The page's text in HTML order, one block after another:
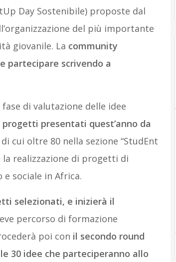
Day Sostenibile) proposte dal
del più importante
giovanile. La community
partecipare scrivendo a
di valutazione delle idee
progetti presentati quest’anno da
di cui oltre 80 nella sezione “StudEnt
realizzazione di progetti di
sociale in Africa.
selezionati, e inizierà il
percorso di formazione
poi con il secondo round
30 idee che parteciperanno allo